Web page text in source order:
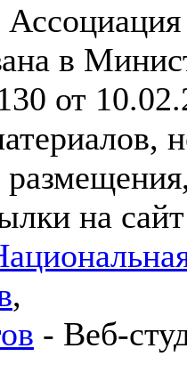
в
от
на
,
- Веб-